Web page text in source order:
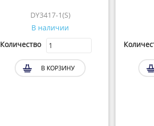
DY3417-1(S)
В наличии
Количество
В КОРЗИНУ